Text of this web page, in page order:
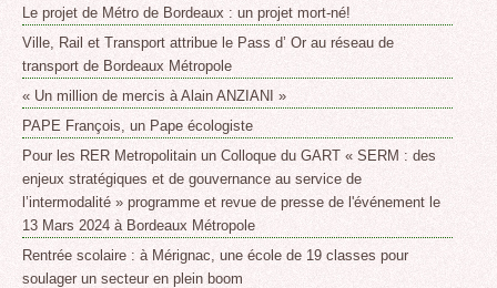
Le projet de Métro de Bordeaux : un projet mort-né!
Ville, Rail et Transport attribue le Pass d’ Or au réseau de
transport de Bordeaux Métropole
« Un million de mercis à Alain ANZIANI »
PAPE François, un Pape écologiste
Pour les RER Metropolitain un Colloque du GART « SERM : des
enjeux stratégiques et de gouvernance au service de
l’intermodalité » programme et revue de presse de l'événement le
13 Mars 2024 à Bordeaux Métropole
Rentrée scolaire : à Mérignac, une école de 19 classes pour
soulager un secteur en plein boom